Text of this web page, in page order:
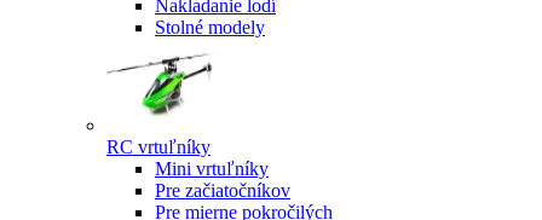
Nakladanie lodí
Stolné modely
RC vrtuľníky
Mini vrtuľníky
Pre začiatočníkov
Pre mierne pokročilých